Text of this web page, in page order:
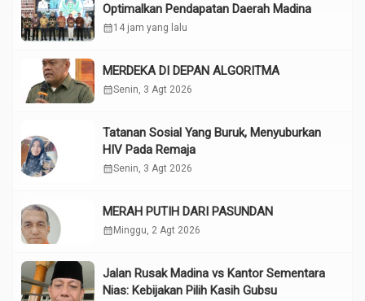
Optimalkan Pendapatan Daerah Madina
calendar_month14 jam yang lalu
MERDEKA DI DEPAN ALGORITMA
calendar_monthSenin, 3 Agt 2026
Tatanan Sosial Yang Buruk, Menyuburkan
HIV Pada Remaja
calendar_monthSenin, 3 Agt 2026
MERAH PUTIH DARI PASUNDAN
calendar_monthMinggu, 2 Agt 2026
Jalan Rusak Madina vs Kantor Sementara
Nias: Kebijakan Pilih Kasih Gubsu